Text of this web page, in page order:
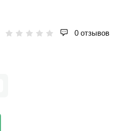
0 отзывов